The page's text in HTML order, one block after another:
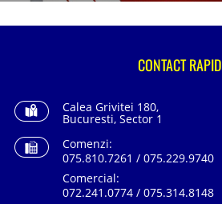
CONTACT RAPID
Calea Grivitei 180,
Bucuresti, Sector 1
Comenzi:
075.810.7261 / 075.229.9740
Comercial:
072.241.0774 / 075.314.8148